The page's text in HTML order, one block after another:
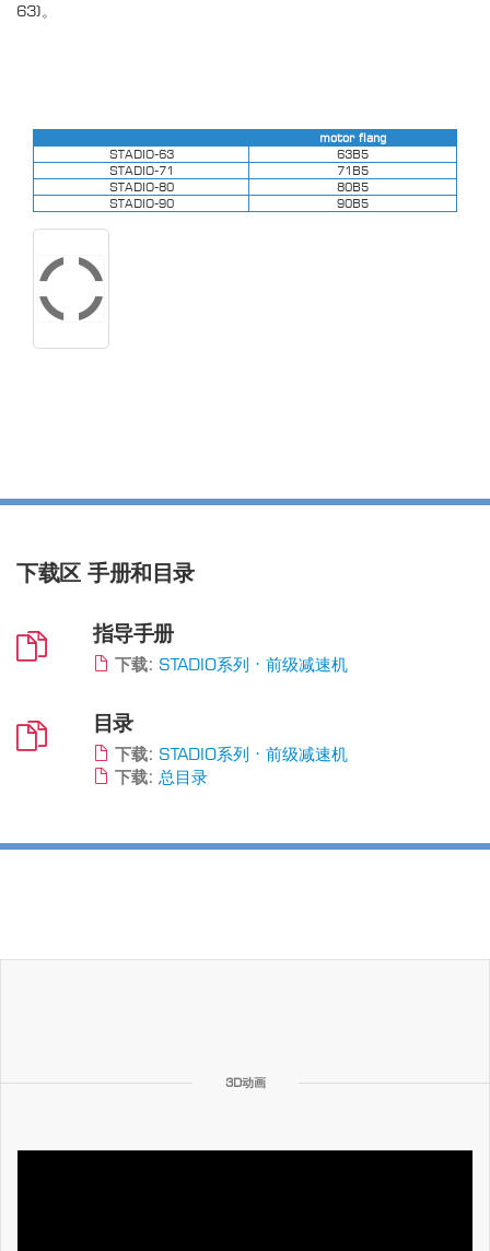
63)。
motor flang
STADIO-63
63B5
STADIO-71
71B5
STADIO-80
80B5
STADIO-90
90B5
下载区手册和目录
指导手册
下载: STADIO系列 · 前级减速机
目录
下载: STADIO系列 · 前级减速机
下载: 总目录
3D动画